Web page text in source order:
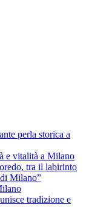
perla storica a
e vitalità a Milano
tra il labirinto
Milano”
tradizione e